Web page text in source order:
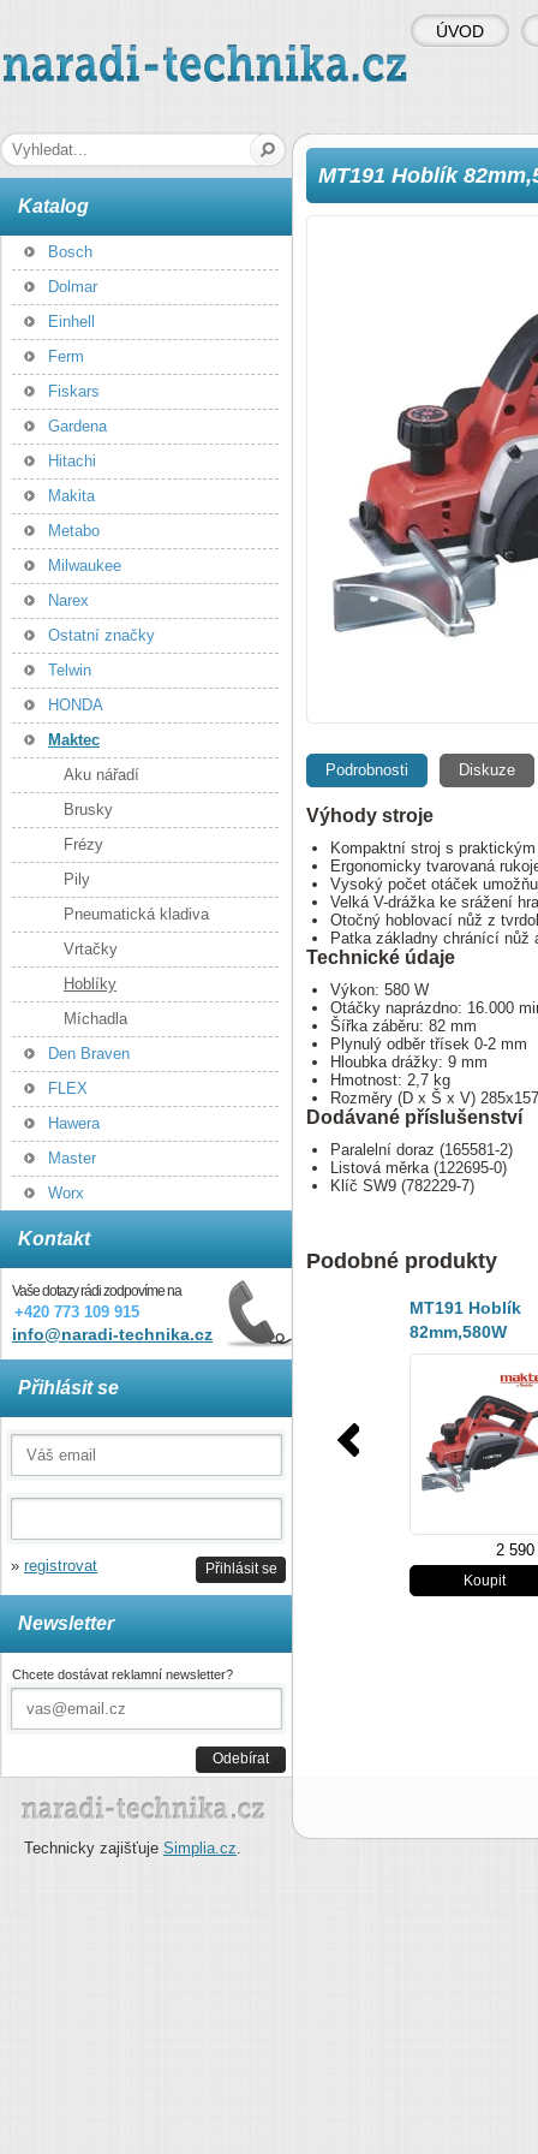
naradi-technika.cz
MT191 Hoblík
Podrobnosti Diskuze
Výhody stroje
Kompaktní stroj s
Ergonomicky tvarovaná
Vysoký počet otáček
Velká V-drážka ke srážení
Otočný hoblovací nůž z
Patka základny chránící nůž
Technické údaje
Výkon: 580 W
Otáčky naprázdno: 16.000
Šířka záběru: 82 mm
Plynulý odběr třísek 0-2 mm
Hloubka drážky: 9 mm
Hmotnost: 2,7 kg
Rozměry (D x Š x V)
Dodávané příslušenství
Paralelní doraz (165581-2)
Listová měrka (122695-0)
Klíč SW9 (782229-7)
Podobné produkty
MT191 Hoblík
82mm,580W
2
Katalog
Bosch
Dolmar
Einhell
Ferm
Fiskars
Gardena
Hitachi
Makita
Metabo
Milwaukee
Narex
Ostatní značky
Telwin
HONDA
Maktec
Aku nářadí
Brusky
Frézy
Pily
Pneumatická kladiva
Vrtačky
Hoblíky
Míchadla
Den Braven
FLEX
Hawera
Master
Worx
Kontakt
Vaše dotazy rádi zodpovíme na
+420 773 109 915
info@naradi-technika.cz
Přihlásit se
Přihlásit se
» registrovat
Newsletter
Chcete dostávat reklamní newsletter?
Odebírat
ÚVOD
Hledaná fráze
Technicky zajišťuje Simplia.cz.